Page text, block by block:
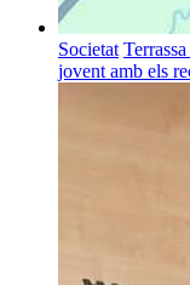
Societat
jovent amb els